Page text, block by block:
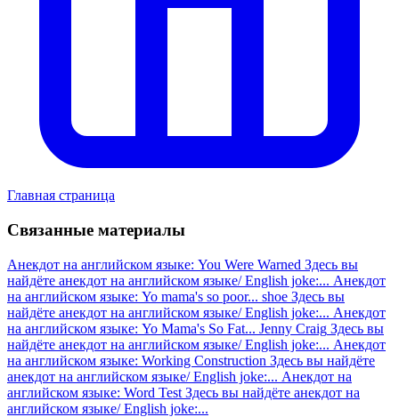
Главная страница
Связанные материалы
Анекдот на английском языке: You Were Warned Здесь вы
найдёте анекдот на английском языке/ English joke:... Анекдот
на английском языке: Yo mama's so poor... shoe Здесь вы
найдёте анекдот на английском языке/ English joke:... Анекдот
на английском языке: Yo Mama's So Fat... Jenny Craig Здесь вы
найдёте анекдот на английском языке/ English joke:... Анекдот
на английском языке: Working Construction Здесь вы найдёте
анекдот на английском языке/ English joke:... Анекдот на
английском языке: Word Test Здесь вы найдёте анекдот на
английском языке/ English joke:...